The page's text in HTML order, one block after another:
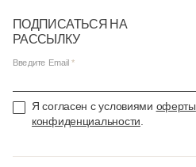
ПОДПИСАТЬСЯ НА
РАССЫЛКУ
Введите Email
Я согласен с условиями оферты
конфиденциальности